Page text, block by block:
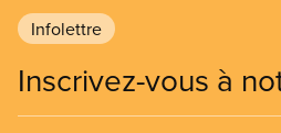
Infolettre
Inscrivez-vous à